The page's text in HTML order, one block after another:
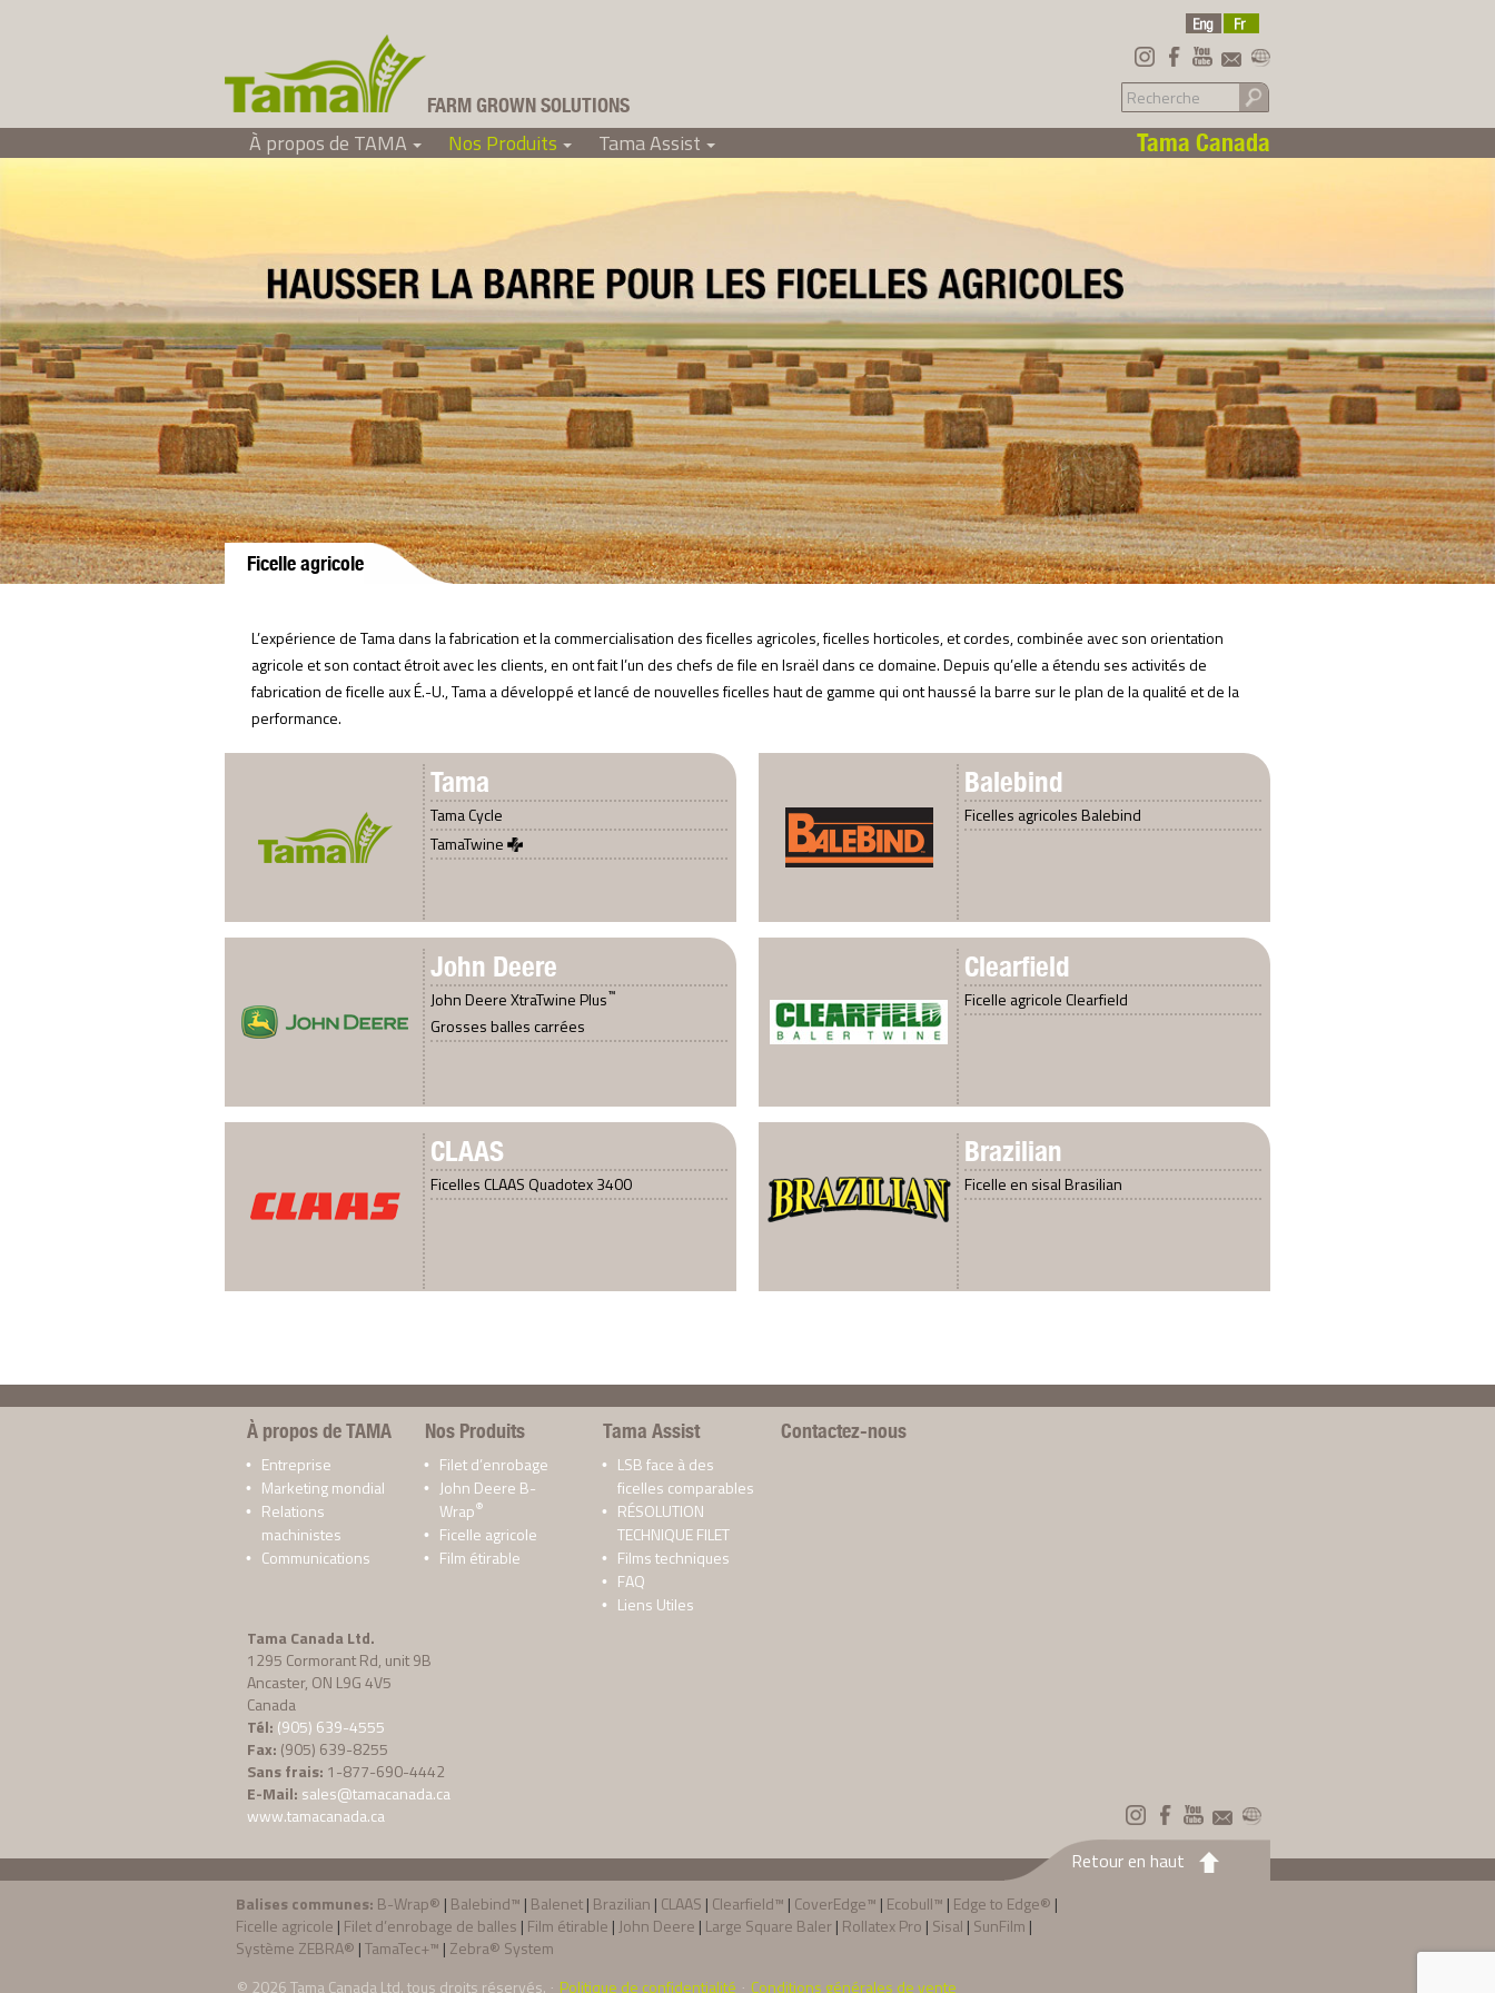
Tama Canada Ltd
FARM GROWN SOLUTIONS
Tama Canada
+
À propos de TAMA +
Nos Produits +
Tama Assist
Ficelle agricole
L’expérience de Tama dans la fabrication et la commercialisation des ficelles agricoles, ficelles horticoles, et cordes, combinée avec son orientation
agricole et son contact étroit avec les clients, en ont fait l’un des chefs de file en Israël dans ce domaine. Depuis qu’elle a étendu ses activités de
fabrication de ficelle aux É.-U., Tama a développé et lancé de nouvelles ficelles haut de gamme qui ont haussé la barre sur le plan de la qualité et de la
performance.
Tama
Tama Cycle
TamaTwine
Balebind
Ficelles agricoles Balebind
John Deere
John Deere XtraTwine Plus™
Grosses balles carrées
Clearfield
Ficelle agricole Clearfield
CLAAS
Ficelles CLAAS Quadotex 3400
Brazilian
Ficelle en sisal Brasilian
À propos de TAMA
Entreprise
Marketing mondial
Relations
machinistes
Communications
Nos Produits
Filet d’enrobage
John Deere B-
Wrap®
Ficelle agricole
Film étirable
Tama Assist
LSB face à des
ficelles comparables
RÉSOLUTION
TECHNIQUE FILET
Films techniques
FAQ
Liens Utiles
Contactez-nous
Tama Canada Ltd.
1295 Cormorant Rd, unit 9B
Ancaster, ON L9G 4V5
Canada
Tél: (905) 639-4555
Fax: (905) 639-8255
Sans frais: 1-877-690-4442
E-Mail: sales@tamacanada.ca
www.tamacanada.ca
Retour en haut
Balises communes: B-Wrap® | Balebind™ | Balenet| Brazilian | CLAAS | Clearfield™ | CoverEdge™ | Ecobull™ | Edge to Edge® |
Ficelle agricole | Filet d’enrobage de balles | Film étirable | John Deere | Large Square Baler| Rollatex Pro | Sisal | SunFilm |
Système ZEBRA® |TamaTec+™ | Zebra® System
· Politique de confidentialité · Conditions générales de vente
© 2026Tama Canada Ltd. tous droits réservés.